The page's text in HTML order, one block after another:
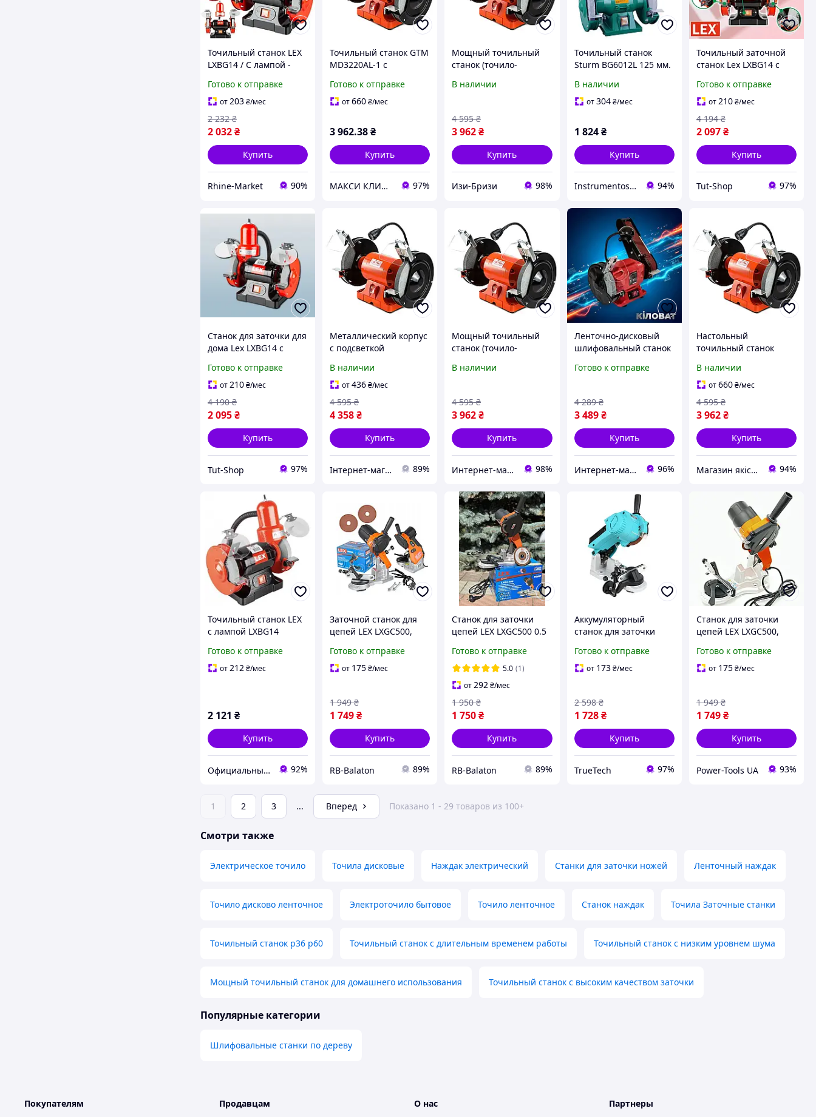
Точильный станок LEX
LXBG14 / С лампой -
Вт,2950 об/мин;)
Готово к отправке
от203₴/мес
2 032₴
2 232 ₴
Купить
Rhine-Market 90%
Точильный станок GTM
MD3220AL-1 с
Готово к отправке
от660₴/мес
3 962.38₴
Купить
МАКСИ КЛИМАТ 97%
Мощный точильный
станок (точило-
MD3220AL-1 с
мм диск, бесщеточный
IZI
В наличии
3 962₴
4 595 ₴
Купить
Изи-Бризи 98%
Точильный станок
Sturm BG6012L 125 мм.
В наличии
от304 ₴/мес
1 824 ₴
Купить
Instrumentos.in.ua интернет-магазин 94%
Точильный заточной
станок Lex LXBG14 с
шлифовальный станок
Электроточило для
гаража
Готово к отправке
от210₴/мес
2 097₴
4 194 ₴
Купить
Tut-Shop 97%
Станок для заточки для
дома Lex LXBG14 с
точильный 150мм
Универсальный станок
для заточки
Готово к отправке
от210₴/мес
2 095₴
4 190 ₴
Купить
Tut-Shop 97%
Металлический корпус
с подсветкой
MD3220AL-1 400 Вт 200
мм диска бесщеточный
В наличии
от436₴/мес
4 358₴
4 595 ₴
Купить
Інтернет-магазин OK Shop 89%
Мощный точильный
станок (точило-
MD3220AL-1 с
мм диск, бесщеточный
ITL
В наличии
3 962₴
4 595 ₴
Купить
Интернет-магазин "Instatool" 98%
Ленточно-дисковый
шлифовальный станок
1535BDbl точильно-
с подсветкой в
мастерскую
Готово к отправке
3 489 ₴
4 289 ₴
Купить
Интернет-магазин kilowat.in.ua 96%
Настольный
точильный станок
MD3220AL-1 с
подсветкой 400 Вт 200
мм диск бесщеточный
В наличии
от660₴/мес
3 962₴
4 595 ₴
Купить
Магазин якісного інструменту Tools Shop 24/7 94%
Точильный станок LEX
с лампой LXBG14
Готово к отправке
от212₴/мес
2 121 ₴
Купить
Официальный магазин Kraft&Dele🛠 92%
Заточной станок для
цепей LEX LXGC500,
Готово к отправке
от 175₴/мес
1 749₴
1 949 ₴
Купить
RB-Balaton 89%
Станок для заточки
цепей LEX LXGC500 0.5
алюминиевая
подошва, диодная
подсветка, Чехия
Готово к отправке
5.0 (1)
от292₴/мес
1 750₴
1 950 ₴
Купить
RB-Balaton 89%
Аккумуляторный
станок для заточки
Base, с подсветкой, 104
мм. Для бензопил і
Готово к отправке
от 173 ₴/мес
1 728 ₴
2 598 ₴
Купить
TrueTech 97%
Станок для заточки
цепей LEX LXGC500,
мощность 0.5 кВт,
алюминиевая
Готово к отправке
от 175₴/мес
1 749₴
1 949 ₴
Купить
Power-Tools UA 93%
1 2 3 ... Вперед Показано 1 - 29 товаров из 100+
Смотри также
Электрическое точило Точила дисковые Наждак электрический Станки для заточки ножей Ленточный наждак
Точило дисково ленточное Электроточило бытовое Точило ленточное Станок наждак Точила Заточные станки
Точильный станок p36 p60 Точильный станок с длительным временем работы Точильный станок с низким уровнем шума
Мощный точильный станок для домашнего использования Точильный станок с высоким качеством заточки
Популярные категории
Шлифовальные станки по дереву
Покупателям Продавцам О нас Партнеры